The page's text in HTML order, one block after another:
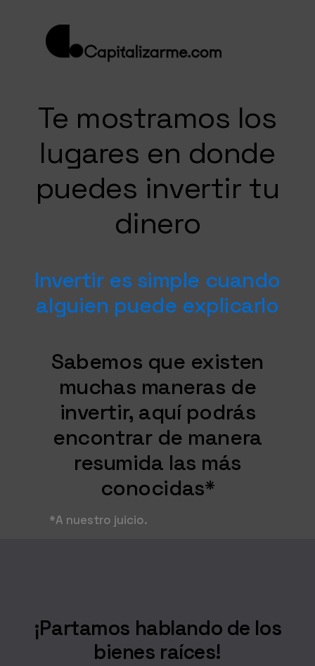
Te mostramos los
lugares en donde
puedes invertir tu
dinero
Invertir es simple cuando
alguien puede explicarlo
Sabemos que existen
muchas maneras de
invertir, aquí podrás
encontrar de manera
resumida las más
conocidas*
*A nuestro juicio.
¡Partamos hablando de los
bienes raíces!